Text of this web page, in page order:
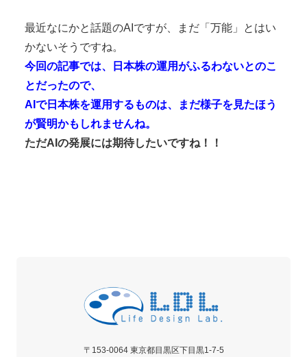
最近なにかと話題のAIですが、まだ「万能」とはい
かないそうですね。
今回の記事では、日本株の運用がふるわないとのこ
とだったので、
AIで日本株を運用するものは、まだ様子を見たほう
が賢明かもしれませんね。
ただAIの発展には期待したいですね！！
〒153-0064 東京都目黒区下目黒1-7-5